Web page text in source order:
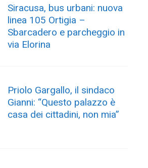
Siracusa, bus urbani: nuova
linea 105 Ortigia –
Sbarcadero e parcheggio in
via Elorina
Priolo Gargallo, il sindaco
Gianni: “Questo palazzo è
casa dei cittadini, non mia”